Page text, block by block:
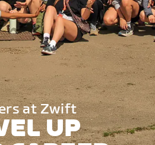
at Zwift
UP